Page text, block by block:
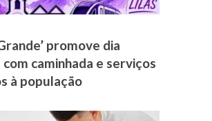
promove dia
caminhada e serviços
à população